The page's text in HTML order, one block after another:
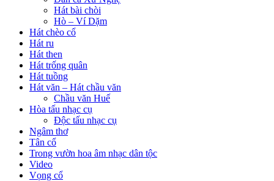
Hát bài chòi
Hò – Ví Dặm
Hát chèo cổ
Hát ru
Hát then
Hát trống quân
Hát tuồng
Hát văn – Hát chầu văn
Chầu văn Huế
Hòa tấu nhạc cụ
Độc tấu nhạc cụ
Ngâm thơ
Tân cổ
Trong vườn hoa âm nhạc dân tộc
Video
Vọng cổ